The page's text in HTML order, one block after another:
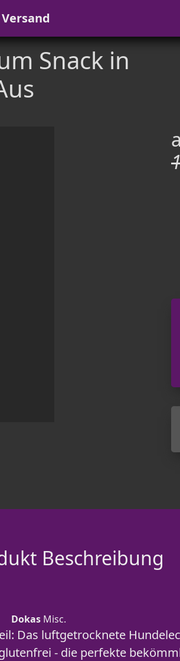
Snack in
Beschreibung
Dokas Misc.
Das luftgetrocknete
- die perfekte